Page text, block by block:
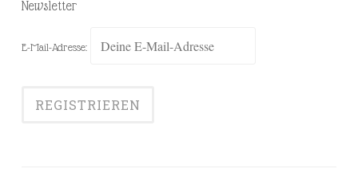
Newsletter
E-Mail-Adresse: